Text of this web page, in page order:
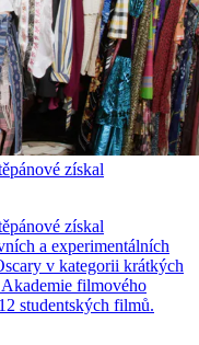
získal
získal
a experimentálních
v kategorii krátkých
filmového
studentských filmů.